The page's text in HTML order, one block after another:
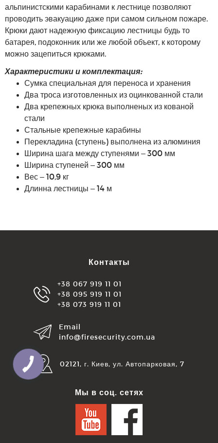
альпинистскими карабинами к лестнице позволяют
проводить эвакуацию даже при самом сильном пожаре.
Крюки дают надежную фиксацию лестницы будь то
батарея, подоконник или же любой объект, к которому
можно зацепиться крюками.
Характеристики и комплектация:
Сумка специальная для переноса и хранения
Два троса изготовленных из оцинкованной стали
Два крепежных крюка выполненых из кованой
стали
Стальные крепежные карабины
Перекладина (ступень) выполнена из алюминия
Ширина шага между ступенями – 300 мм
Ширина ступеней – 300 мм
Вес – 10,9 кг
Длинна лестницы – 14 м
Контакты
+38 067 919 11 01
+38 095 919 11 01
+38 073 919 11 01
Email
info@firesecurity.com.ua
02121, г. Киев, ул. Автопарковая, 7
Мы в соц. сетях